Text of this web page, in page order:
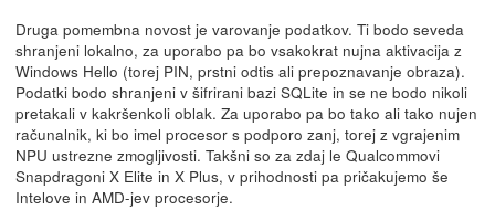
Druga pomembna novost je varovanje podatkov. Ti bodo seveda
shranjeni lokalno, za uporabo pa bo vsakokrat nujna aktivacija z
Windows Hello (torej PIN, prstni odtis ali prepoznavanje obraza).
Podatki bodo shranjeni v šifrirani bazi SQLite in se ne bodo nikoli
pretakali v kakršenkoli oblak. Za uporabo pa bo tako ali tako nujen
računalnik, ki bo imel procesor s podporo zanj, torej z vgrajenim
NPU ustrezne zmogljivosti. Takšni so za zdaj le Qualcommovi
Snapdragoni X Elite in X Plus, v prihodnosti pa pričakujemo še
Intelove in AMD-jev procesorje.